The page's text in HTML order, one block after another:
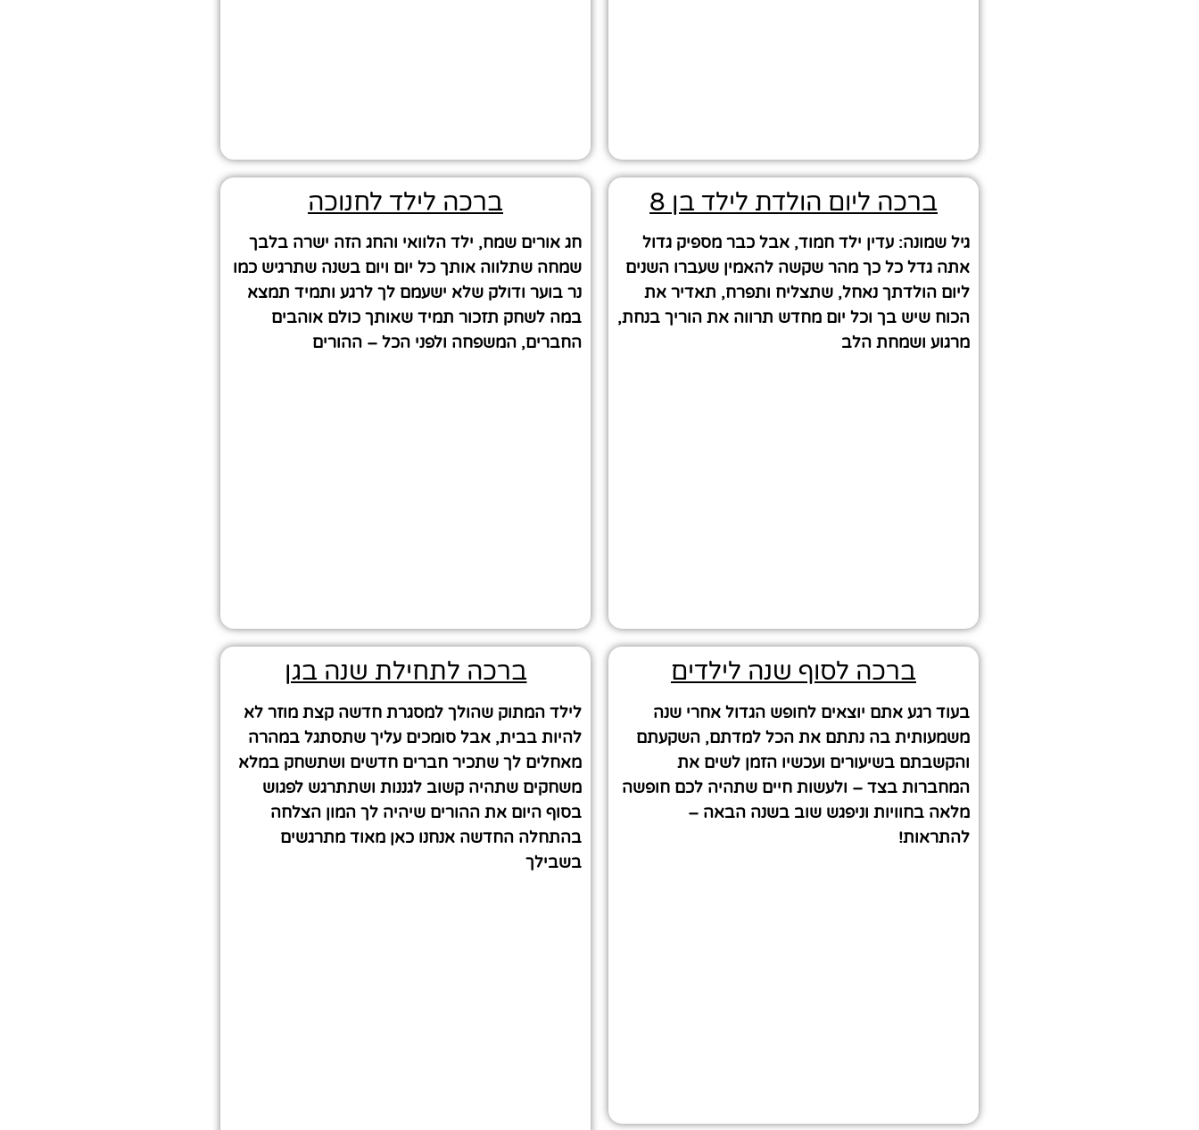
ברכה ליום הולדת לילד בן 8
גיל שמונה: עדין ילד חמוד, אבל כבר מספיק גדול
אתה גדל כל כך מהר שקשה להאמין שעברו השנים
ליום הולדתך נאחל, שתצליח ותפרח, תאדיר את
הכוח שיש בך וכל יום מחדש תרווה את הוריך בנחת,
מרגוע ושמחת הלב
ברכה לילד לחנוכה
חג אורים שמח, ילד הלוואי והחג הזה ישרה בלבך
שמחה שתלווה אותך כל יום ויום בשנה שתרגיש כמו
נר בוער ודולק שלא ישעמם לך לרגע ותמיד תמצא
במה לשחק תזכור תמיד שאותך כולם אוהבים
החברים, המשפחה ולפני הכל – ההורים
ברכה לסוף שנה לילדים
בעוד רגע אתם יוצאים לחופש הגדול אחרי שנה
משמעותית בה נתתם את הכל למדתם, השקעתם
והקשבתם בשיעורים ועכשיו הזמן לשים את
המחברות בצד – ולעשות חיים שתהיה לכם חופשה
מלאה בחוויות וניפגש שוב בשנה הבאה –
להתראות!
ברכה לתחילת שנה בגן
לילד המתוק שהולך למסגרת חדשה קצת מוזר לא
להיות בבית, אבל סומכים עליך שתסתגל במהרה
מאחלים לך שתכיר חברים חדשים ושתשחק במלא
משחקים שתהיה קשוב לגננות ושתתרגש לפגוש
בסוף היום את ההורים שיהיה לך המון הצלחה
בהתחלה החדשה אנחנו כאן מאוד מתרגשים
בשבילך